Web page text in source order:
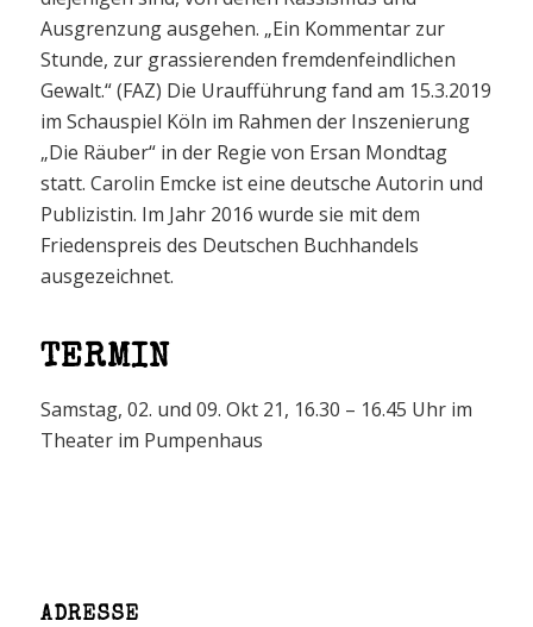
Ausgrenzung ausgehen. „Ein Kommentar zur
Stunde, zur grassierenden fremdenfeindlichen
Gewalt.“ (FAZ) Die Uraufführung fand am 15.3.2019
im Schauspiel Köln im Rahmen der Inszenierung
„Die Räuber“ in der Regie von Ersan Mondtag
statt. Carolin Emcke ist eine deutsche Autorin und
Publizistin. Im Jahr 2016 wurde sie mit dem
Friedenspreis des Deutschen Buchhandels
ausgezeichnet.
TERMIN
Samstag, 02. und 09. Okt 21, 16.30 – 16.45 Uhr im
Theater im Pumpenhaus
ADRESSE